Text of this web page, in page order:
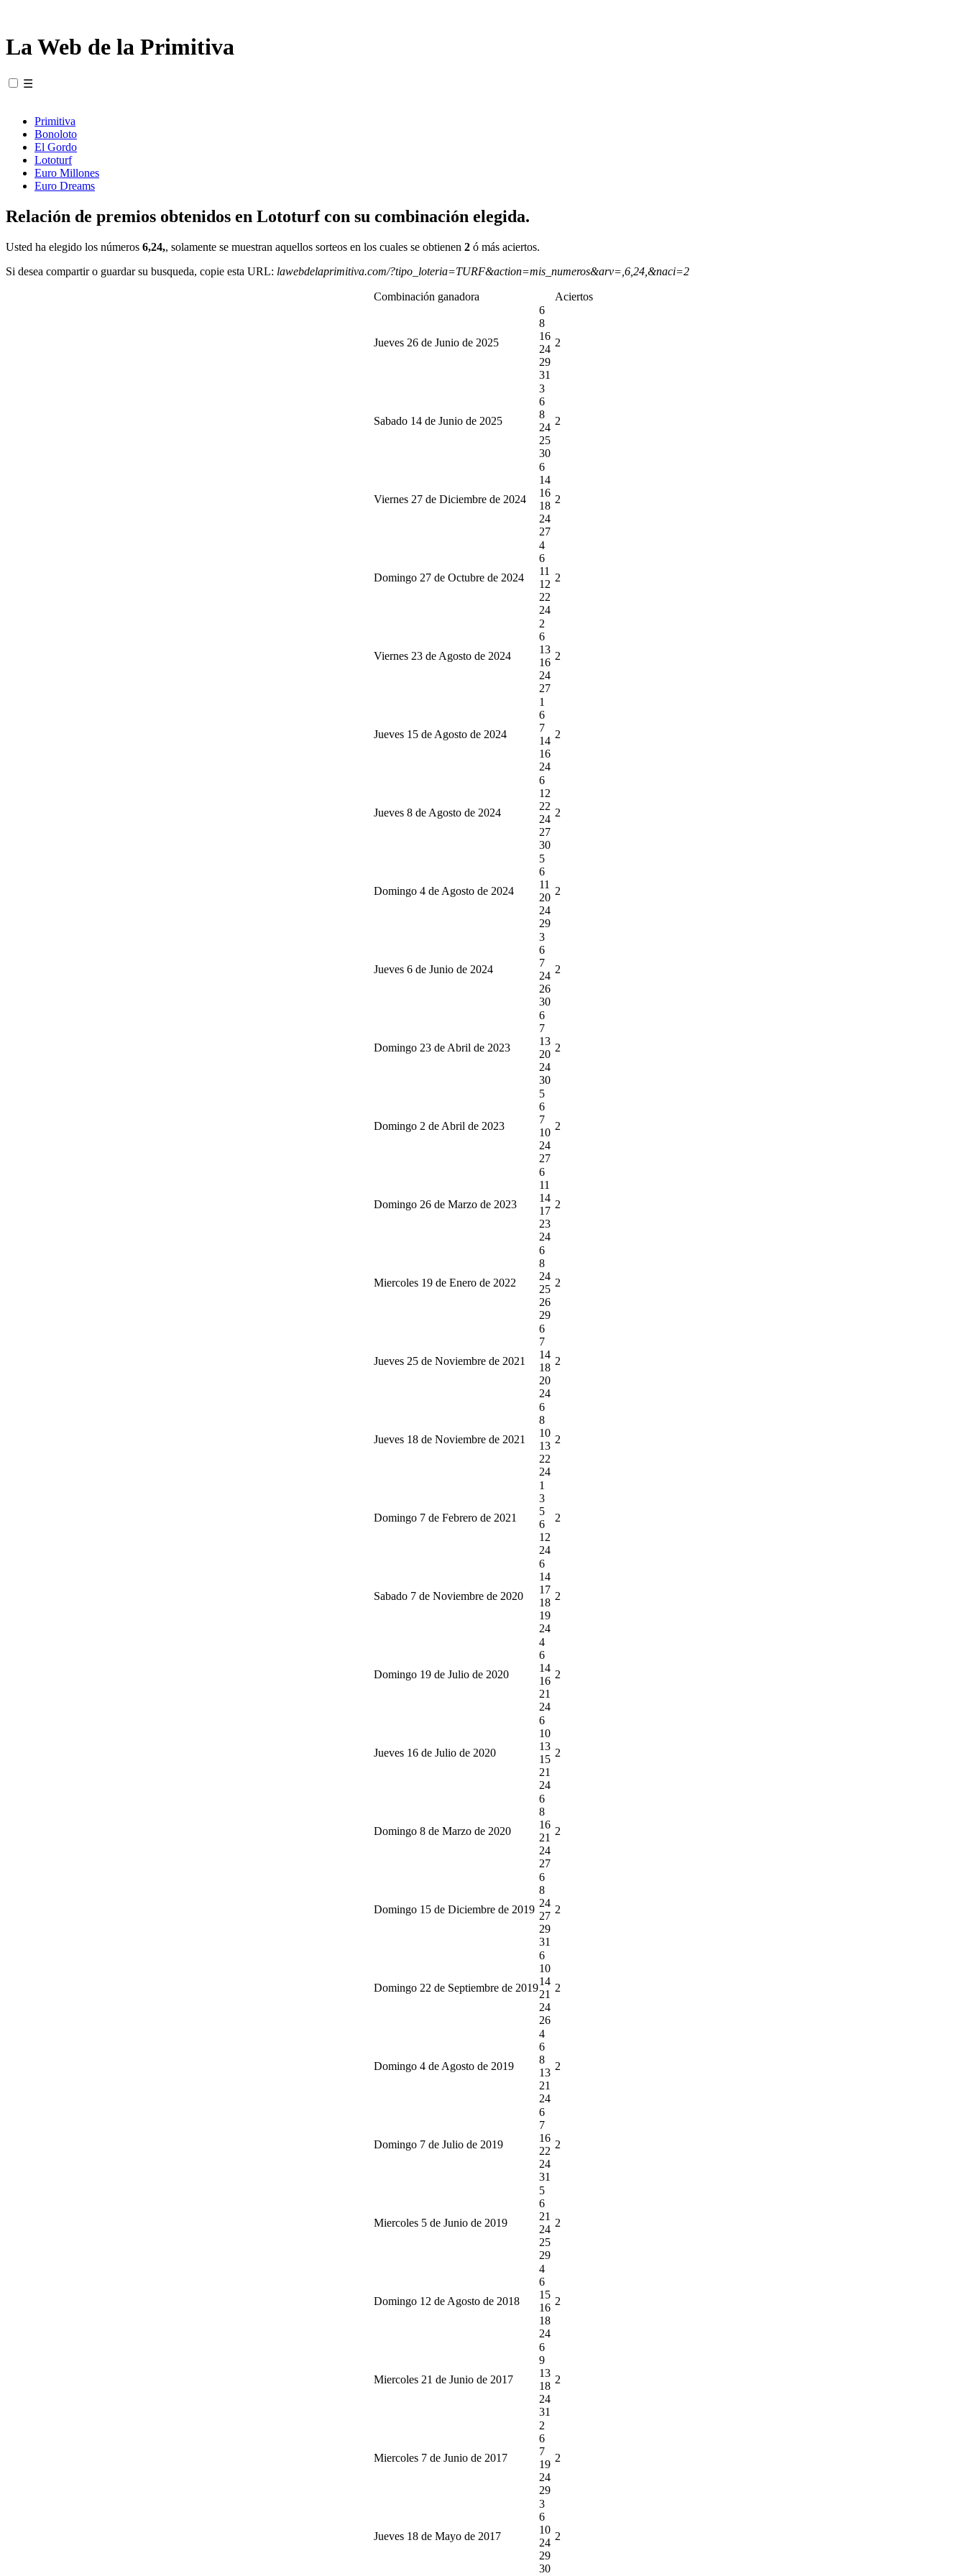
La Web de la Primitiva
☰
Primitiva
Bonoloto
El Gordo
Lototurf
Euro Millones
Euro Dreams
Relación de premios obtenidos en Lototurf con su combinación elegida.
Usted ha elegido los números 6,24,, solamente se muestran aquellos sorteos en los cuales se obtienen 2 ó más aciertos.
Si desea compartir o guardar su busqueda, copie esta URL: lawebdelaprimitiva.com/?tipo_loteria=TURF&action=mis_numeros&arv=,6,24,&naci=2
Combinación ganadora Aciertos
Jueves 26 de Junio de 2025
6
8
16
24
29
31
2
Sabado 14 de Junio de 2025
3
6
8
24
25
30
2
Viernes 27 de Diciembre de 2024
6
14
16
18
24
27
2
Domingo 27 de Octubre de 2024
4
6
11
12
22
24
2
Viernes 23 de Agosto de 2024
2
6
13
16
24
27
2
Jueves 15 de Agosto de 2024
1
6
7
14
16
24
2
Jueves 8 de Agosto de 2024
6
12
22
24
27
30
2
Domingo 4 de Agosto de 2024
5
6
11
20
24
29
2
Jueves 6 de Junio de 2024
3
6
7
24
26
30
2
Domingo 23 de Abril de 2023
6
7
13
20
24
30
2
Domingo 2 de Abril de 2023
5
6
7
10
24
27
2
Domingo 26 de Marzo de 2023
6
11
14
17
23
24
2
Miercoles 19 de Enero de 2022
6
8
24
25
26
29
2
Jueves 25 de Noviembre de 2021
6
7
14
18
20
24
2
Jueves 18 de Noviembre de 2021
6
8
10
13
22
24
2
Domingo 7 de Febrero de 2021
1
3
5
6
12
24
2
Sabado 7 de Noviembre de 2020
6
14
17
18
19
24
2
Domingo 19 de Julio de 2020
4
6
14
16
21
24
2
Jueves 16 de Julio de 2020
6
10
13
15
21
24
2
Domingo 8 de Marzo de 2020
6
8
16
21
24
27
2
Domingo 15 de Diciembre de 2019
6
8
24
27
29
31
2
Domingo 22 de Septiembre de 2019
6
10
14
21
24
26
2
Domingo 4 de Agosto de 2019
4
6
8
13
21
24
2
Domingo 7 de Julio de 2019
6
7
16
22
24
31
2
Miercoles 5 de Junio de 2019
5
6
21
24
25
29
2
Domingo 12 de Agosto de 2018
4
6
15
16
18
24
2
Miercoles 21 de Junio de 2017
6
9
13
18
24
31
2
Miercoles 7 de Junio de 2017
2
6
7
19
24
29
2
Jueves 18 de Mayo de 2017
3
6
10
24
29
30
2